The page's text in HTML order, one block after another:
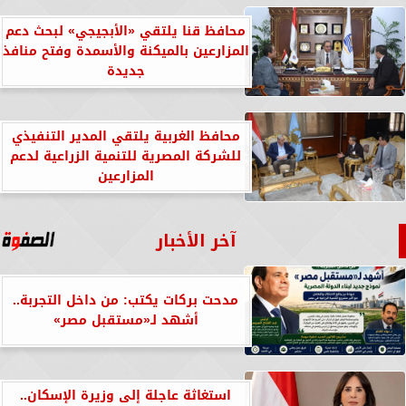
محافظ قنا يلتقي «الأبجيجي» لبحث دعم
المزارعين بالميكنة والأسمدة وفتح منافذ
جديدة
محافظ الغربية يلتقي المدير التنفيذي
للشركة المصرية للتنمية الزراعية لدعم
المزارعين
آخر الأخبار
مدحت بركات يكتب: من داخل التجربة..
أشهد لـ«مستقبل مصر»
استغاثة عاجلة إلى وزيرة الإسكان..